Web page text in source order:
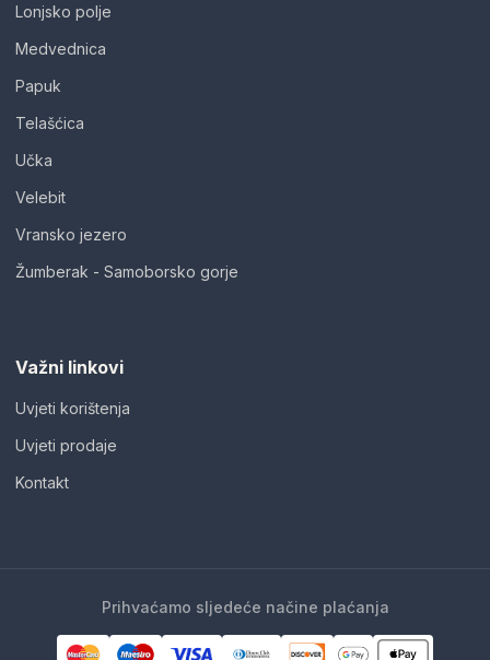
Lonjsko polje
Medvednica
Papuk
Telašćica
Učka
Velebit
Vransko jezero
Žumberak - Samoborsko gorje
Važni linkovi
Uvjeti korištenja
Uvjeti prodaje
Kontakt
Prihvaćamo sljedeće načine plaćanja